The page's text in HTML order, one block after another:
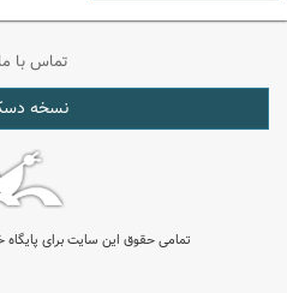
تماس با ما
نسخه
تمامی حقوق این سایت برای